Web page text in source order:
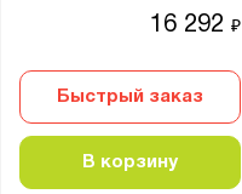
16 292₽
Быстрый заказ
В корзину
PROFI
Показать